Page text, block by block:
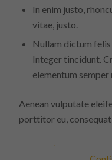
In enim justo,
vitae, justo.
Nullam dictum
Integer tincidunt.
elementum semper
Aenean vulputate
porttitor eu,